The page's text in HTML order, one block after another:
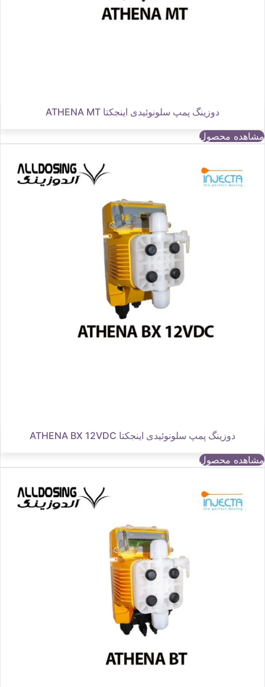
دوزینگ پمپ سلونوئیدی اینجکتا ATHENA MT
مشاهده محصول
دوزینگ پمپ سلونوئیدی اینجکتا ATHENA BX 12VDC
مشاهده محصول